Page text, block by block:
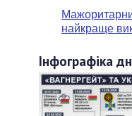
найкраще
Інфографіка